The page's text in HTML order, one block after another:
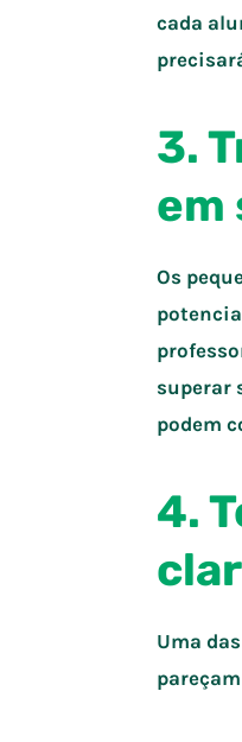
cada
3.
em
Os
superar
podem
4.
Uma